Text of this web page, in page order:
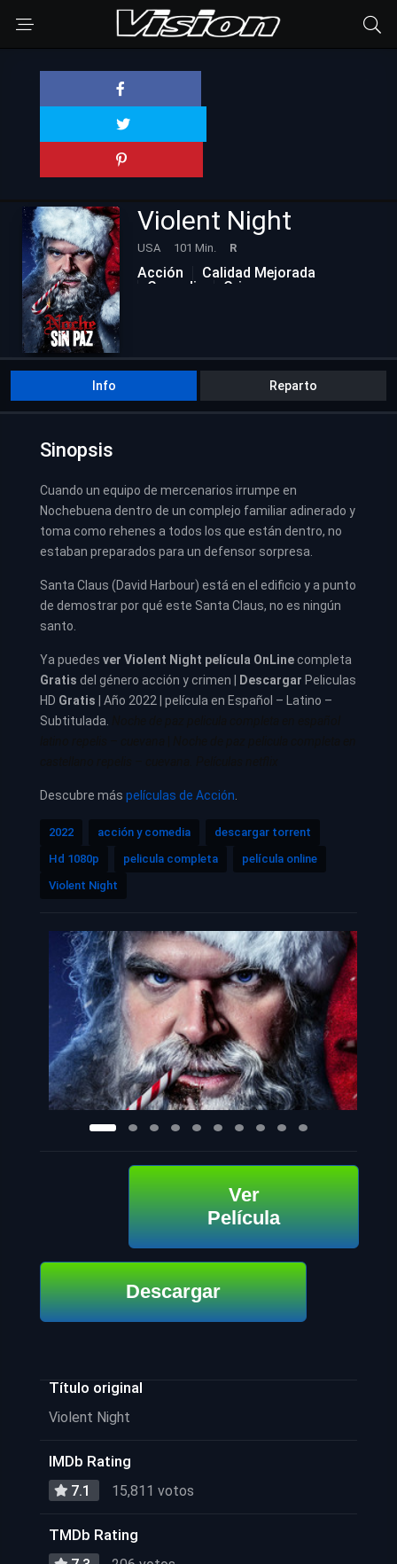
Violent Night
USA 101 Min. R
Acción
Calidad Mejorada
Comedia
Crimen
Info Reparto
Sinopsis
Cuando un equipo de mercenarios irrumpe en
Nochebuena dentro de un complejo familiar adinerado y
toma como rehenes a todos los que están dentro, no
estaban preparados para un defensor sorpresa.
Santa Claus (David Harbour) está en el edificio y a punto
de demostrar por qué este Santa Claus, no es ningún
santo.
Ya puedes ver Violent Night película OnLinecompleta
Gratis del género acción y crimen | Descargar Peliculas
HD Gratis | Año 2022 | película en Español – Latino –
Subtitulada.
Descubre más películas de Acción
2022 acción y comedia
descargar torrent
Hd 1080p
pelicula completa
película online
Violent Night
Ver
Película
Descargar
Título original
Violent Night
IMDb Rating
7.1 15,811 votos
TMDb Rating